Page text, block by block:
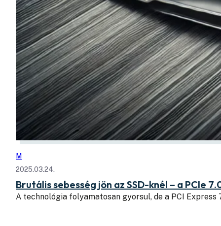
M
2025.03.24.
Brutális sebesség jön az SSD-knél – a PCIe
A technológia folyamatosan gyorsul, de a PCI Express